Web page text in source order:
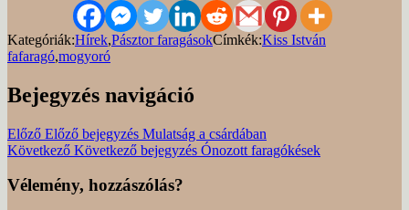
Kategóriák:Hírek,Pásztor faragásokCímkék:Kiss István
fafaragó,mogyoró
Bejegyzés navigáció
Előző Előző bejegyzés Mulatság a csárdában
Következő Következő bejegyzés Ónozott faragókések
Vélemény, hozzászólás?